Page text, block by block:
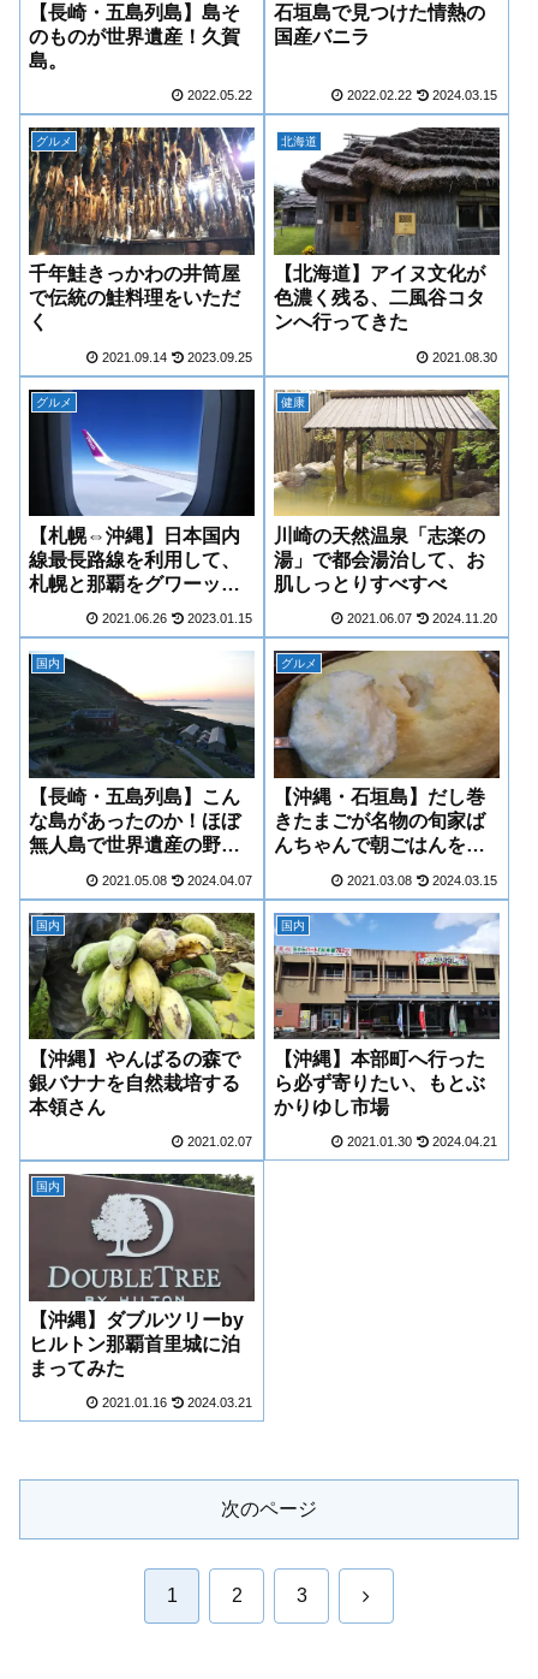
【長崎・五島列島】島そ
のものが世界遺産！久賀
島。
2022.05.22
石垣島で見つけた情熱の
国産バニラ
2022.02.22 2024.03.15
グルメ
千年鮭きっかわの井筒屋
で伝統の鮭料理をいただ
く
2021.09.14 2023.09.25
北海道
【北海道】アイヌ文化が
色濃く残る、二風谷コタ
ンへ行ってきた
2021.08.30
グルメ
【札幌⇔沖縄】日本国内
線最長路線を利用して、
札幌と那覇をグワーッと
はしごする
2021.06.26 2023.01.15
健康
川崎の天然温泉「志楽の
湯」で都会湯治して、お
肌しっとりすべすべ
2021.06.07 2024.11.20
国内
【長崎・五島列島】こん
な島があったのか！ほぼ
無人島で世界遺産の野崎
2021.05.08 2024.04.07
グルメ
【沖縄・石垣島】だし巻
きたまごが名物の旬家ば
んちゃんで朝ごはんをい
2021.03.08 2024.03.15
国内
【沖縄】やんばるの森で
銀バナナを自然栽培する
本領さん
2021.02.07
国内
【沖縄】本部町へ行った
ら必ず寄りたい、もとぶ
かりゆし市場
2021.01.30 2024.04.21
国内
【沖縄】ダブルツリーby
ヒルトン那覇首里城に泊
まってみた
2021.01.16 2024.03.21
次のページ
1 2 3 次